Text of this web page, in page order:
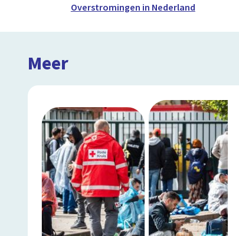
Overstromingen in Nederland
Meer